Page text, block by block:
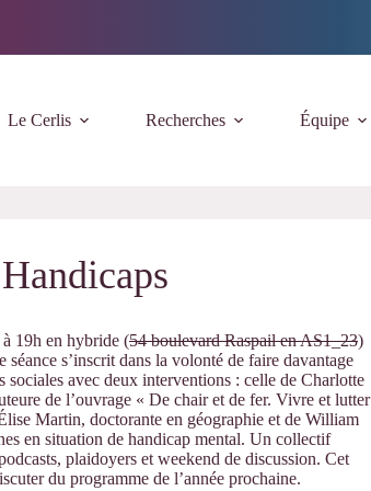
Le Cerlis Recherches Équipe
19h en hybride (54 boulevard Raspail en AS1_23)
s’inscrit dans la volonté de faire davantage
sociales avec deux interventions : celle de Charlotte
de l’ouvrage « De chair et de fer. Vivre et lutter
Martin, doctorante en géographie et de William
en situation de handicap mental. Un collectif
plaidoyers et weekend de discussion. Cet
du programme de l’année prochaine.